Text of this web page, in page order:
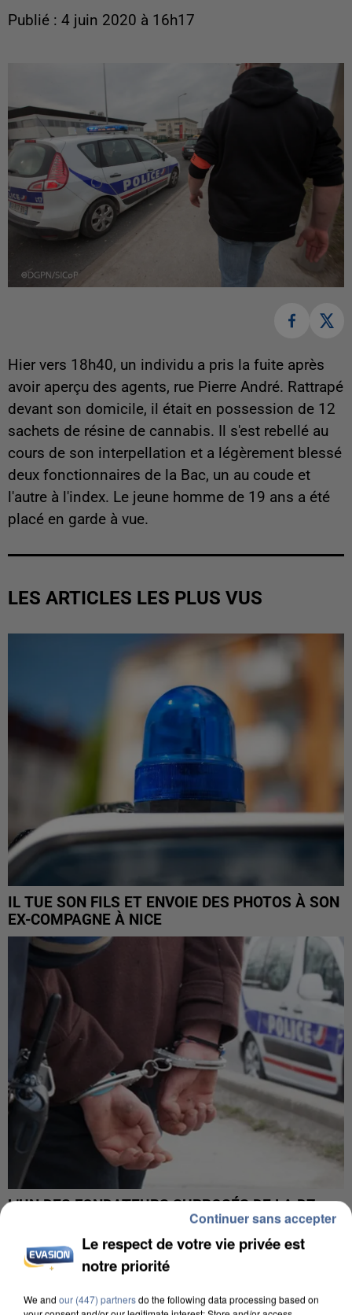
Publié : 4 juin 2020 à 16h17
Hier vers 18h40, un individu a pris la fuite après
avoir aperçu des agents, rue Pierre André. Rattrapé
devant son domicile, il était en possession de 12
sachets de résine de cannabis. Il s'est rebellé au
cours de son interpellation et a légèrement blessé
deux fonctionnaires de la Bac, un au coude et
l'autre à l'index. Le jeune homme de 19 ans a été
placé en garde à vue.
LES ARTICLES LES PLUS VUS
IL TUE SON FILS ET ENVOIE DES PHOTOS À SON
EX-COMPAGNE À NICE
L’UN DES FONDATEURS SUPPOSÉS DE LA DZ
MAFIA INTERPELLÉ EN ALGÉRIE
Le respect de votre vie privée est
notre priorité
We and our (447) partnersdo the following data processing based on
Continuer sans accepter